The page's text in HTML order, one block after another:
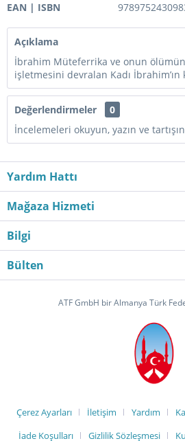
EAN | ISBN
Açıklama
İbrahim Müteferrika ve onun
işletmesini devralan Kadı İbrahim’ın
Değerlendirmeler
0
İncelemeleri okuyun, yazın ve
Yardım Hattı
Mağaza Hizmeti
Bilgi
Bülten
ATF GmbH bir Almanya Türk
Çerez Ayarları İletişim Yardım
İade Koşulları
Gizlilik Sözleşmesi